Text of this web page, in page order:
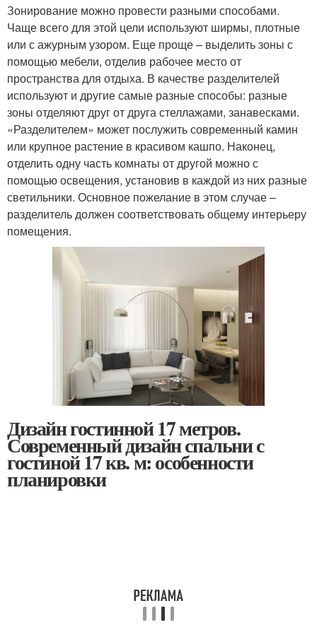
Зонирование можно провести разными способами.
Чаще всего для этой цели используют ширмы, плотные
или с ажурным узором. Еще проще – выделить зоны с
помощью мебели, отделив рабочее место от
пространства для отдыха. В качестве разделителей
используют и другие самые разные способы: разные
зоны отделяют друг от друга стеллажами, занавесками.
«Разделителем» может послужить современный камин
или крупное растение в красивом кашпо. Наконец,
отделить одну часть комнаты от другой можно с
помощью освещения, установив в каждой из них разные
светильники. Основное пожелание в этом случае –
разделитель должен соответствовать общему интерьеру
помещения.
Дизайн гостинной 17 метров.
Современный дизайн спальни с
гостиной 17 кв. м: особенности
планировки